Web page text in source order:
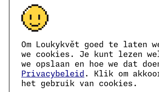
Om Loukykvět goed te laten
we cookies. Je kunt lezen
we opslaan en hoe we dat
Privacybeleid . Klik om
het gebruik van cookies.
Česko
Slovensko
Polskaloukykvet.pl
Österreichloukykvet.at
Deutschlandloukykvet.de
Franceloukykvet.fr
Danmarkloukykvet.dk
Eesti loukykvet.ee
© 2016 →
Loukykvět s.r.o. staat ingeschreven in
We zijn aangesloten bij het EKO-KOM-
Wij geven plantenpaspoorten af onder
Ons registratienummer is 05663687, het
Het ID van de data box is eng827q.
Het EORI-nummer is CZ05663687.
Wij zijn btw-plichtig.